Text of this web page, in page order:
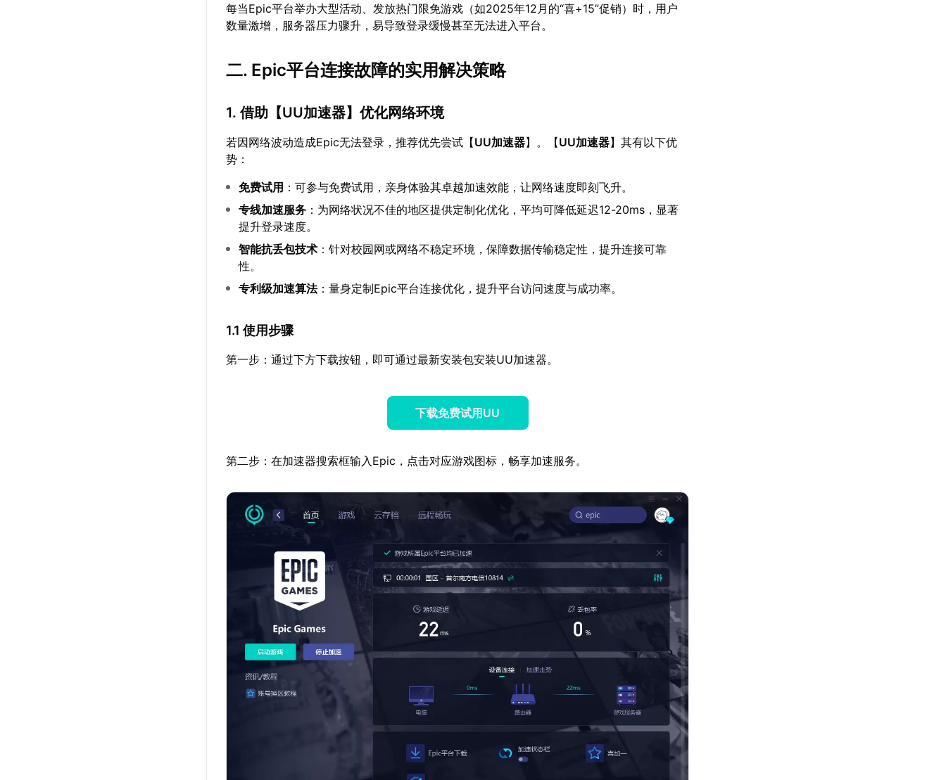
每当Epic平台举办大型活动、发放热门限免游戏（如2025年12月的“喜+15”促销）时，用户
数量激增，服务器压力骤升，易导致登录缓慢甚至无法进入平台。
二. Epic平台连接故障的实用解决策略
1. 借助【UU加速器】优化网络环境
若因网络波动造成Epic无法登录，推荐优先尝试【UU加速器】。【UU加速器】其有以下优
势：
免费试用 ：可参与免费试用，亲身体验其卓越加速效能，让网络速度即刻飞升。
专线加速服务 ：为网络状况不佳的地区提供定制化优化，平均可降低延迟12-20ms，显著
提升登录速度。
智能抗丢包技术 ：针对校园网或网络不稳定环境，保障数据传输稳定性，提升连接可靠
性。
专利级加速算法：量身定制Epic平台连接优化，提升平台访问速度与成功率。
1.1 使用步骤
第一步：通过下方下载按钮，即可通过最新安装包安装UU加速器。
下载免费试用UU
第二步：在加速器搜索框输入Epic，点击对应游戏图标，畅享加速服务。